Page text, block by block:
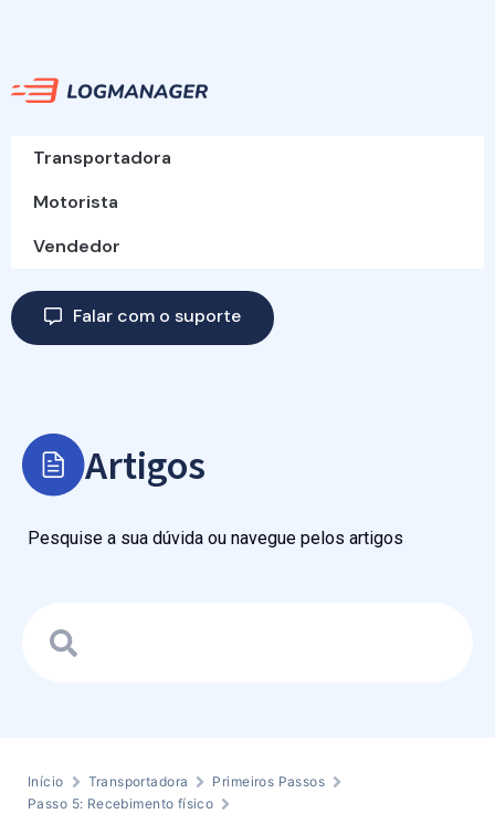
Transportadora
Motorista
Vendedor
Falar com o suporte
Artigos
Pesquise a sua dúvida ou navegue pelos artigos
Início Transportadora
Primeiros Passos
Passo 5: Recebimento físico